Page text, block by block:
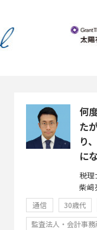
何
た
り
に
税理
柴﨑
通信 30歳代
監査法人・会計事